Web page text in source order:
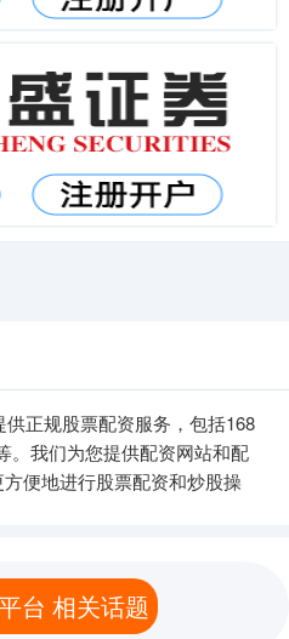
供正规股票配资服务，包括168
。我们为您提供配资网站和配
便地进行股票配资和炒股操
台 相关话题